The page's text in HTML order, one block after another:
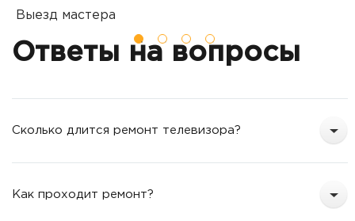
Выезд мастера
Вы оставляете заявку на ремонт
Ответы на вопросы
Сколько длится ремонт телевизора?
Как проходит ремонт?